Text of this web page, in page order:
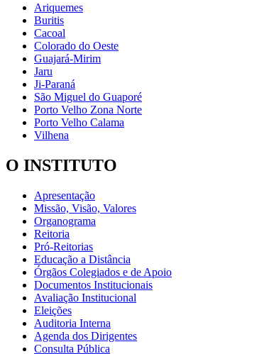
Ariquemes
Buritis
Cacoal
Colorado do Oeste
Guajará-Mirim
Jaru
Ji-Paraná
São Miguel do Guaporé
Porto Velho Zona Norte
Porto Velho Calama
Vilhena
O INSTITUTO
Apresentação
Missão, Visão, Valores
Organograma
Reitoria
Pró-Reitorias
Educação a Distância
Órgãos Colegiados e de Apoio
Documentos Institucionais
Avaliação Institucional
Eleições
Auditoria Interna
Agenda dos Dirigentes
Consulta Pública